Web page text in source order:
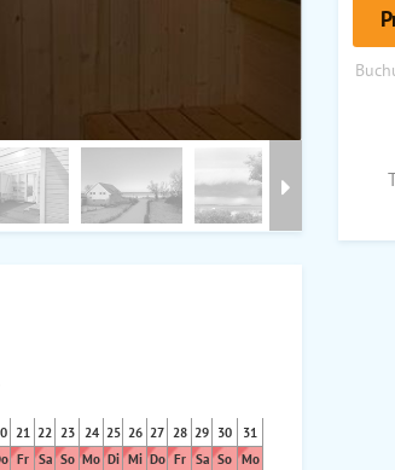
21 22 23 24 25 26 27 28 29 30
31
Fr Sa So Mo Di Mi Do Fr Sa So Mo